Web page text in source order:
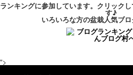
ランキングに参加しています。クリック
す♪
いろいろな方の盆栽人気ブ
">